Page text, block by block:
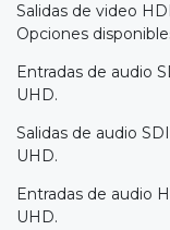
Salidas de video
Opciones
Entradas de audio
UHD.
Salidas de audio
UHD.
Entradas de audio
UHD.